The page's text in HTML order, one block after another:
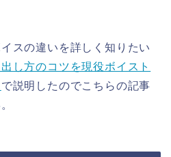
スの違いを詳しく知りたい
し方のコツを現役ボイスト
で説明したのでこちらの記事